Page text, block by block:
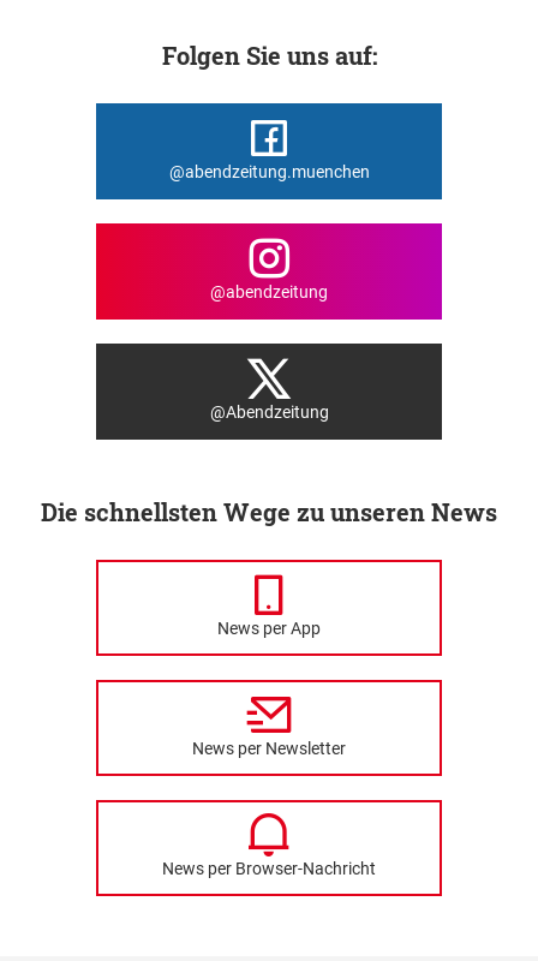
Folgen Sie uns auf:
@abendzeitung.muenchen
@abendzeitung
@Abendzeitung
Die schnellsten Wege zu unseren News
News per App
News per Newsletter
News per Browser-Nachricht